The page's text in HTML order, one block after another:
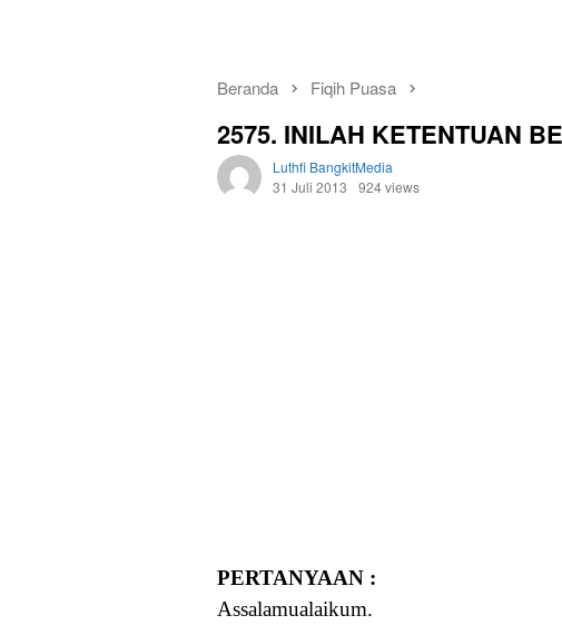
Beranda Fiqih Puasa
2575. INILAH KETENTUAN
Luthfi BangkitMedia
31 Juli 2013
924 views
PERTANYAAN :
Assalamualaikum.